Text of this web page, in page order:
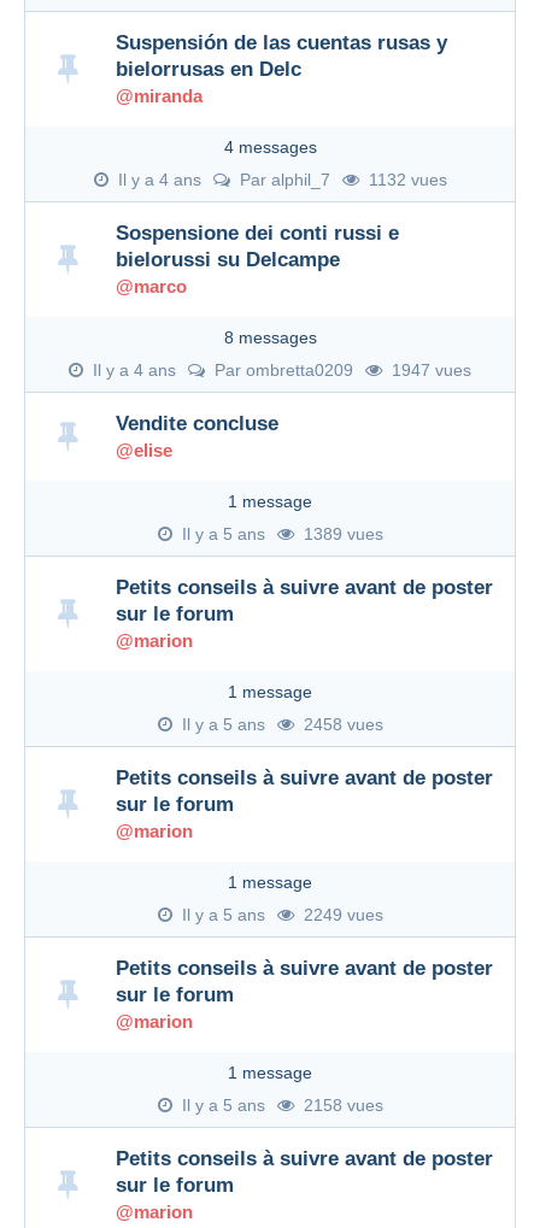
Suspensión de las cuentas rusas y
bielorrusas en Delc
@miranda
4 messages
Il y a 4 ans
Par alphil_7 1132 vues
Sospensione dei conti russi e
bielorussi su Delcampe
@marco
8 messages
Il y a 4 ans
Par ombretta0209 1947 vues
Vendite concluse
@elise
1 message
Il y a 5 ans
1389 vues
Petits conseils à suivre avant de poster
sur le forum
@marion
1 message
Il y a 5 ans
2458 vues
Petits conseils à suivre avant de poster
sur le forum
@marion
1 message
Il y a 5 ans
2249 vues
Petits conseils à suivre avant de poster
sur le forum
@marion
1 message
Il y a 5 ans
2158 vues
Petits conseils à suivre avant de poster
sur le forum
@marion